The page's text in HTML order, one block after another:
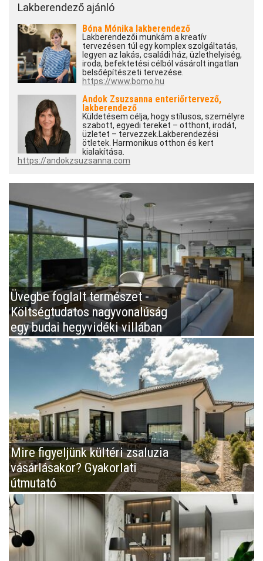
Lakberendező ajánló
Bóna Mónika lakberendező
Lakberendezői munkám a kreatív
tervezésen túl egy komplex szolgáltatás,
legyen az lakás, családi ház, üzlethelyiség,
iroda, befektetési célból vásárolt ingatlan
belsőépítészeti tervezése.
https://www.bomo.hu
Andok Zsuzsanna enteriőrtervező,
lakberendező
Küldetésem célja, hogy stílusos, személyre
szabott, egyedi tereket – otthont, irodát,
üzletet – tervezzek.Lakberendezési
ötletek. Harmonikus otthon és kert
kialakítása.
https://andokzsuzsanna.com
Üvegbe foglalt természet -
Költségtudatos nagyvonalúság
egy budai hegyvidéki villában
Mire figyeljünk kültéri zsaluzia
vásárlásakor? Gyakorlati
útmutató